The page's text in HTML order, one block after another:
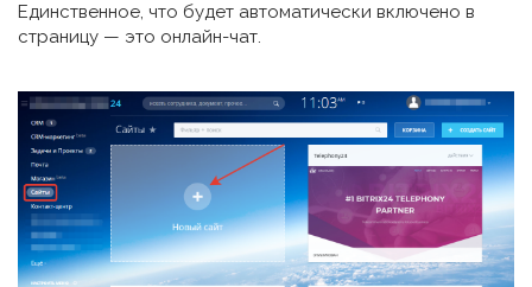
Единственное, что будет автоматически включено в
страницу — это онлайн-чат.